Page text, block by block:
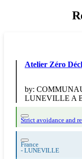
Atelier Zéro
by:
LUNEVILLE A
Strict avoidance and
France
- LUNEVILLE